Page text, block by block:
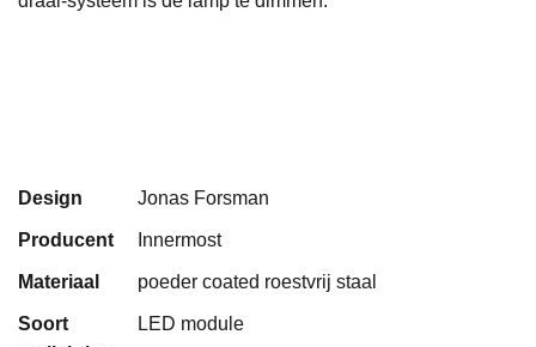
Design Jonas Forsman
Producent Innermost
Materiaal poeder coated roestvrij staal
Soort
LED module